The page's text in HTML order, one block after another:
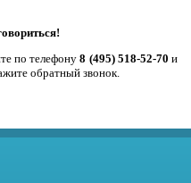
по телефону8 (495) 518-52-70 и
обратный звонок.